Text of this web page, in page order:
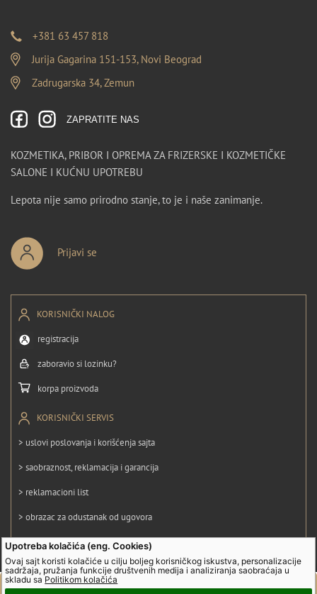
Upotreba kolačića (eng. Cookies)
Ovaj sajt koristi kolačiće u cilju boljeg korisničkog iskustva, personalizacije
sadržaja, pružanja funkcije društvenih medija i analiziranja saobraćaja u
skladu saPolitikom kolačića
+381 63 457 818
Jurija Gagarina 151-153, Novi Beograd
Zadrugarska 34, Zemun
ZAPRATITE NAS
KOZMETIKA, PRIBOR I OPREMA ZA FRIZERSKE I KOZMETIČKE
SALONE I KUĆNU UPOTREBU
Lepota nije samo prirodno stanje, to je i naše zanimanje.
Prijavi se
KORISNIČKI NALOG
registracija
zaboravio si lozinku?
korpa proizvoda
KORISNIČKI SERVIS
> uslovi poslovanja i korišćenja sajta
> saobraznost, reklamacija i garancija
> reklamacioni list
> obrazac za odustanak od ugovora
> politika privatnosti
> politika kolačića